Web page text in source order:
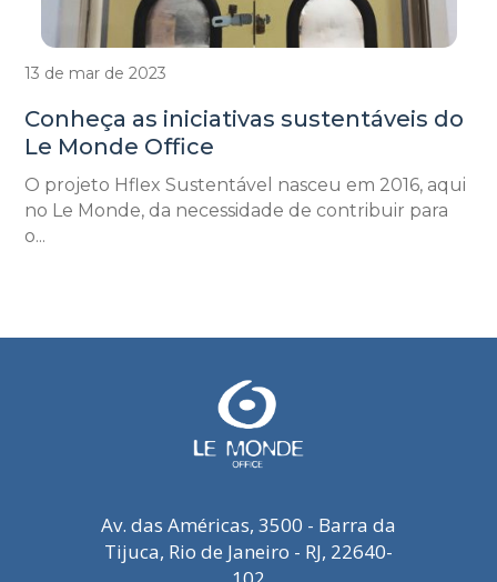
13 de mar de 2023
Conheça as iniciativas sustentáveis do
Le Monde Office
O projeto Hflex Sustentável nasceu em 2016, aqui
no Le Monde, da necessidade de contribuir para
o...
Av. das Américas, 3500 - Barra da
Tijuca, Rio de Janeiro - RJ, 22640-